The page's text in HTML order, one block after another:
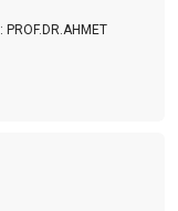
PROF.DR.AHMET